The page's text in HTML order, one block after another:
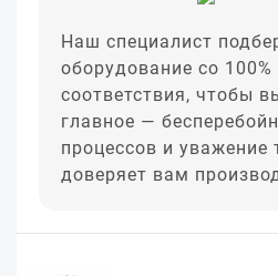
Наш специалист
оборудование со 100%
соответствия, чтобы
главное —
процессов и уважение
доверяет вам